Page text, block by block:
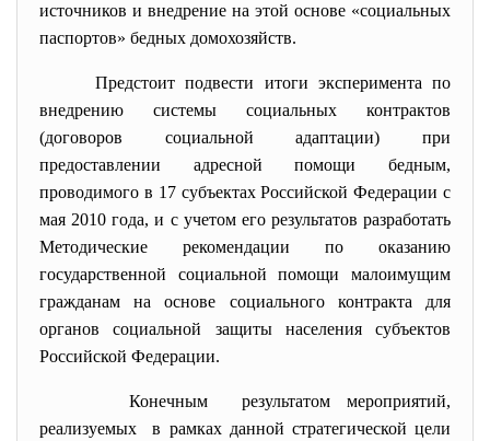
источников и внедрение на этой основе «социальных
паспортов» бедных домохозяйств.
Предстоит подвести итоги эксперимента по
внедрению системы социальных контрактов
(договоров социальной адаптации) при
предоставлении адресной помощи бедным,
проводимого в 17 субъектах Российской Федерации с
мая 2010 года, и с учетом его результатов разработать
Методические рекомендации по оказанию
государственной социальной помощи малоимущим
гражданам на основе социального контракта для
органов социальной защиты населения субъектов
Российской Федерации.
Конечным результатом мероприятий,
реализуемых в рамках данной стратегической цели